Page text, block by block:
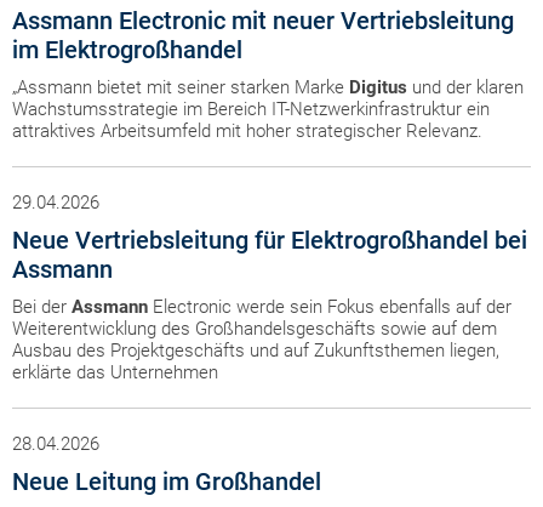
Assmann Electronic mit neuer Vertriebsleitung
im Elektrogroßhandel
„Assmann bietet mit seiner starken Marke Digitus und der klaren
Wachstumsstrategie im Bereich IT-Netzwerkinfrastruktur ein
attraktives Arbeitsumfeld mit hoher strategischer Relevanz.
29.04.2026
Neue Vertriebsleitung für Elektrogroßhandel bei
Assmann
Bei der Assmann Electronic werde sein Fokus ebenfalls auf der
Weiterentwicklung des Großhandelsgeschäfts sowie auf dem
Ausbau des Projektgeschäfts und auf Zukunftsthemen liegen,
erklärte das Unternehmen
28.04.2026
Neue Leitung im Großhandel